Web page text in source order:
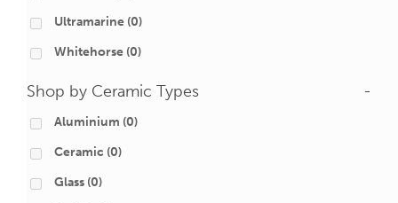
Ultramarine (0)
Whitehorse (0)
Shop by Ceramic Types -
Aluminium (0)
Ceramic (0)
Glass (0)